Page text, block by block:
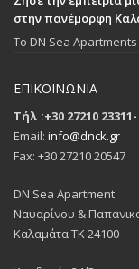
στην πανέμορφη
To DN Sea Apartments
ΕΠΙΚΟΙΝΩΝΙΑ
Τήλ :+30 27210
Email: info@dnck.gr
Fax: +30 27210 20547
DN Sea Apartment
Ναυαρίνου &
Καλαμάτα ΤΚ 24100